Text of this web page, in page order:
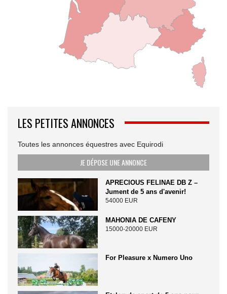
LES PETITES ANNONCES
Toutes les annonces équestres avec Equirodi
JE DÉPOSE UNE ANNONCE
APRECIOUS FELINAE DB Z –
Jument de 5 ans d'avenir!
54000 EUR
MAHONIA DE CAFENY
15000-20000 EUR
For Pleasure x Numero Uno